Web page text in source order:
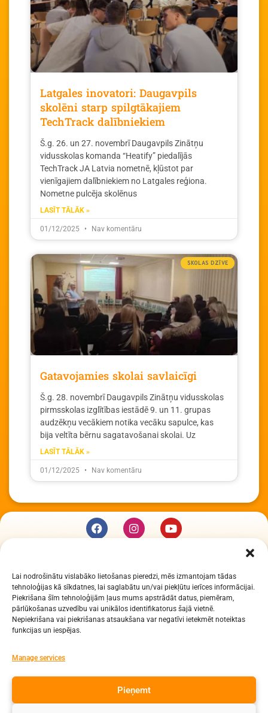
Lai nodrošinātu vislabāko lietošanas pieredzi, mēs izmantojam tādas
tehnoloģijas kā sīkdatnes, lai saglabātu un/vai piekļūtu ierīces informācijai.
Piekrišana šīm tehnoloģijām ļaus mums apstrādāt datus, piemēram,
pārlūkošanas uzvedību vai unikālos identifikatorus šajā vietnē.
Nepiekrišana vai piekrišanas atsaukšana var negatīvi ietekmēt noteiktas
funkcijas un iespējas.
Manage services
Pieņemt
Latgales inovatori: Daugavpils
skolēni starp spilgtākajiem
TechTrack dalībniekiem
Š.g. 26. un 27. novembrī Daugavpils Zinātņu
vidusskolas komanda “Heatify” piedalījās
TechTrack JA Latvia nometnē, kļūstot par
vienīgajiem dalībniekiem no Latgales reģiona.
Nometne pulcēja skolēnus
LASĪT TĀLĀK »
01/12/2025 Nav komentāru
SKOLAS DZĪVE
Gatavojamies skolai savlaicīgi
Š.g. 28. novembrī Daugavpils Zinātņu vidusskolas
pirmsskolas izglītības iestādē 9. un 11. grupas
audzēkņu vecākiem notika vecāku sapulce, kas
bija veltīta bērnu sagatavošanai skolai. Uz
LASĪT TĀLĀK »
01/12/2025 Nav komentāru
Daugavpils Zinātņu vidusskola
Raiņa iela 30, Daugavpils, LV-5401
Reģ. Nr. 2713903513 (IZM)
Daugavpils valstspilsētas pašvaldība 90000077325
tālr. Direktors: 65423030,